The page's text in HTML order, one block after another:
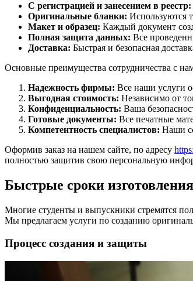
С регистрацией и занесением в реестр:
Оригинальные бланки: Используются
Макет и образец: Каждый документ
Полная защита данных: Все
Доставка: Быстрая и безопасная
Основные преимущества сотрудничества с
Надежность фирмы: Все наши услуги
Выгодная стоимость: Независимо от
Конфиденциальность: Ваша
Готовые документы: Все печатные
Компетентность специалистов: Наши
Оформив заказ на нашем сайте, по адресу
полностью защитив свою персональную
Быстрые сроки
Многие студенты и выпускники стремятся
Мы предлагаем услуги по созданию
Процесс создания и защиты